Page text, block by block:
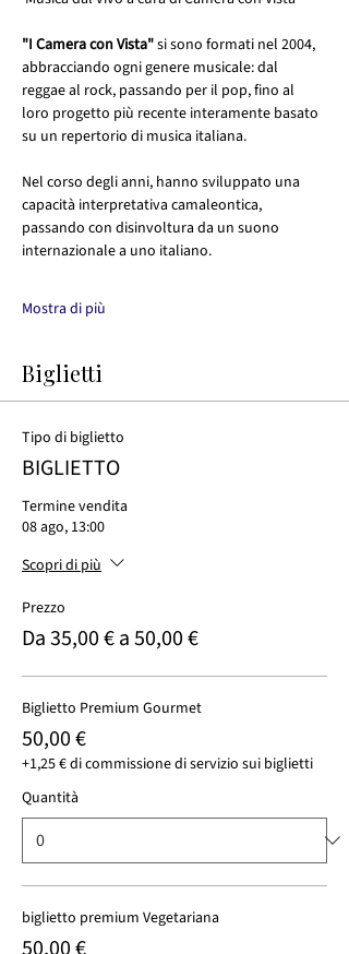
"I Camera con Vista" si sono formati nel 2004,
abbracciando ogni genere musicale: dal
reggae al rock, passando per il pop, fino al
loro progetto più recente interamente basato
su un repertorio di musica italiana.
Nel corso degli anni, hanno sviluppato una
capacità interpretativa camaleontica,
passando con disinvoltura da un suono
internazionale a uno italiano.
Mostra di più
Biglietti
Tipo di biglietto
BIGLIETTO
Termine vendita
08 ago, 13:00
Scopri di più
Prezzo
Da 35,00 € a 50,00 €
Biglietto Premium Gourmet
50,00 €
+1,25 € di commissione di servizio sui biglietti
Quantità
biglietto premium Vegetariana